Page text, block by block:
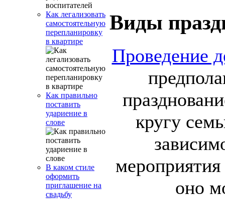
Как легализовать
самостоятельную
перепланировку
в квартире
Как правильно
поставить
удариение в
слове
В каком стиле
оформить
приглашение на
свадьбу
Виды
Проведение
кругу
оно